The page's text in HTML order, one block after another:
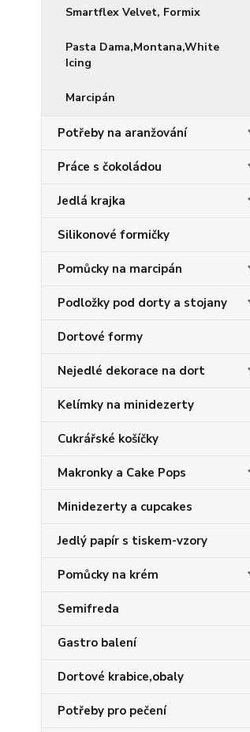
Smartflex Velvet, Formix
Pasta Dama,Montana,White
Icing
Marcipán
Potřeby na aranžování
Práce s čokoládou
Jedlá krajka
Silikonové formičky
Pomůcky na marcipán
Podložky pod dorty a stojany
Dortové formy
Nejedlé dekorace na dort
Kelímky na minidezerty
Cukrářské košíčky
Makronky a Cake Pops
Minidezerty a cupcakes
Jedlý papír s tiskem-vzory
Pomůcky na krém
Semifreda
Gastro balení
Dortové krabice,obaly
Potřeby pro pečení